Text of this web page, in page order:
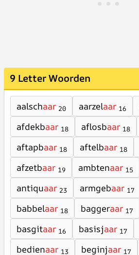
9 Letter Woorden
aalschaar 20 aarzelaar 16
afdekbaar 18 aflosbaar 18
aftapbaar 18 aftelbaar 18
afzetbaar 19 ambtenaar 15
antiquaar 23 armgebaar 17
babbelaar 18 baggeraar 17
basgitaar 16 basisjaar 17
bedienaar 13 beginjaar 17